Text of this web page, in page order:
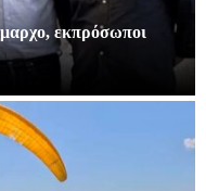
εκπρόσωποι